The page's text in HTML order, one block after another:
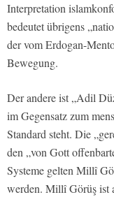
Interpretation
bedeutet übrigens
der vom Erdogan-
Bewegung.
Der andere ist „Adil
im Gegensatz zum
Standard steht. Die
den „von Gott
Systeme gelten Millî
werden. Millî Görüş ist